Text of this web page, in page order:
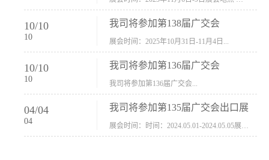
10/10
10
我司将参加第138届广交会
展会时间：2025年10月31日-11月4日...
10/10
10
我司将参加第136届广交会
我司将参加第136届广交会...
04/04
04
我司将参加第135届广交会出口展
展会时间：时间：2024.05.01-2024.05.05展会地址：中国进出口商品交易会展馆福建康莱宝公司展位号12.1G37-38、H11-12，浙江康莱宝展位号17.1B23-24、C19-20...